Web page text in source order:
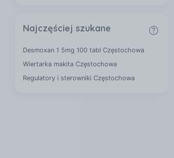
Najczęściej szukane
Desmoxan 1 5mg 100 tabl Częstochowa
Wiertarka makita Częstochowa
Regulatory i sterowniki Częstochowa